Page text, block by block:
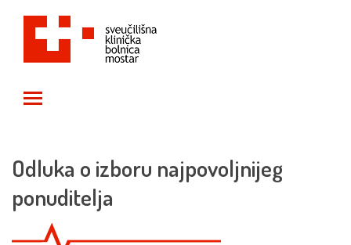
Odluka o izboru najpovoljnijeg
ponuditelja